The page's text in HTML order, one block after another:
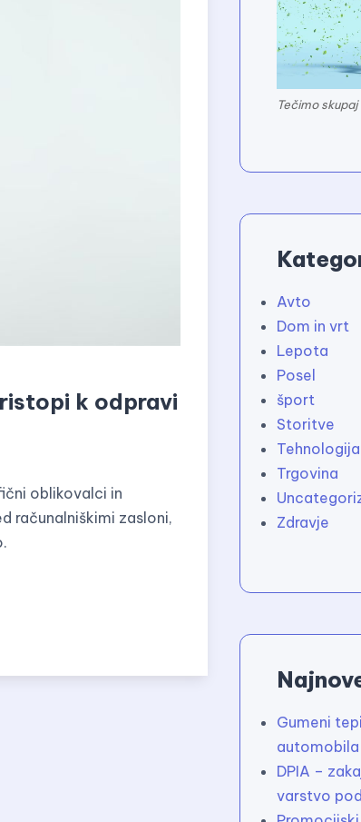
k odpravi
oblikovalci in
računalniškimi zasloni,
Tečimo
Avto
Dom in vrt
Lepota
Posel
šport
Storitve
Tehnologija
Trgovina
Zdravje
Gumeni
automobila
DPIA –
varstvo